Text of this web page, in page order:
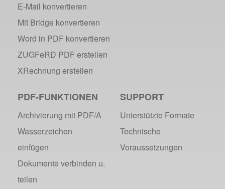
E-Mail konvertieren
Mit Bridge konvertieren
Word in PDF konvertieren
ZUGFeRD PDF erstellen
XRechnung erstellen
PDF-FUNKTIONEN
Archivierung mit PDF/A
Wasserzeichen
einfügen
Dokumente verbinden u.
teilen
SUPPORT
Unterstützte Formate
Technische
Voraussetzungen